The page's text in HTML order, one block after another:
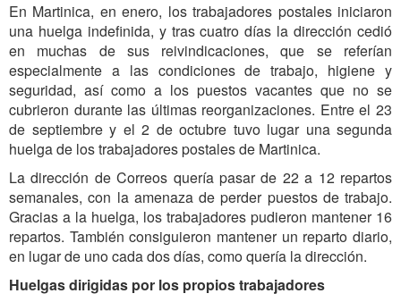
En Martinica, en enero, los trabajadores postales iniciaron
una huelga indefinida, y tras cuatro días la dirección cedió
en muchas de sus reivindicaciones, que se referían
especialmente a las condiciones de trabajo, higiene y
seguridad, así como a los puestos vacantes que no se
cubrieron durante las últimas reorganizaciones. Entre el 23
de septiembre y el 2 de octubre tuvo lugar una segunda
huelga de los trabajadores postales de Martinica.
La dirección de Correos quería pasar de 22 a 12 repartos
semanales, con la amenaza de perder puestos de trabajo.
Gracias a la huelga, los trabajadores pudieron mantener 16
repartos. También consiguieron mantener un reparto diario,
en lugar de uno cada dos días, como quería la dirección.
Huelgas dirigidas por los propios trabajadores